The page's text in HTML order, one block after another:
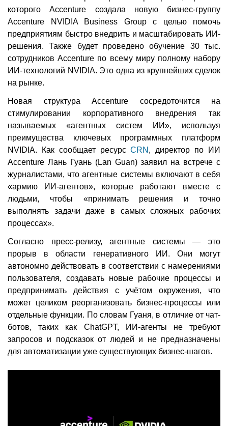
которого Accenture создала новую бизнес-группу
Accenture NVIDIA Business Group с целью помочь
предприятиям быстро внедрить и масштабировать ИИ-
решения. Также будет проведено обучение 30 тыс.
сотрудников Accenture по всему миру полному набору
ИИ-технологий NVIDIA. Это одна из крупнейших сделок
на рынке.
Новая структура Accenture сосредоточится на
стимулировании корпоративного внедрения так
называемых «агентных систем ИИ», используя
преимущества ключевых программных платформ
NVIDIA. Как сообщает ресурсCRN , директор по ИИ
Accenture Лань Гуань (Lan Guan) заявил на встрече с
журналистами, что агентные системы включают в себя
«армию ИИ-агентов», которые работают вместе с
людьми, чтобы «принимать решения и точно
выполнять задачи даже в самых сложных рабочих
процессах».
Согласно пресс-релизу, агентные системы — это
прорыв в области генеративного ИИ. Они могут
автономно действовать в соответствии с намерениями
пользователя, создавать новые рабочие процессы и
предпринимать действия с учётом окружения, что
может целиком реорганизовать бизнес-процессы или
отдельные функции. По словам Гуаня, в отличие от чат-
ботов, таких как ChatGPT, ИИ-агенты не требуют
запросов и подсказок от людей и не предназначены
для автоматизации уже существующих бизнес-шагов.